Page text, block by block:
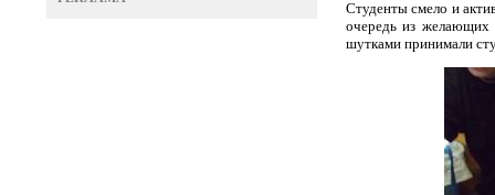
Студенты смело и
очередь из желающих
шутками принимали